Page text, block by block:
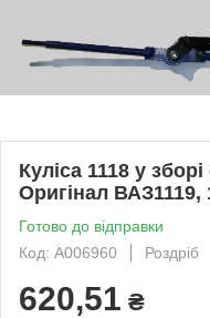
Куліса 1118 у
Оригінал ВАЗ1119,
Готово до відправки
Код: A006960
Роздріб
620,51 ₴